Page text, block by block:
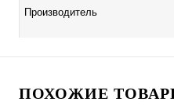
Производитель
ПОХОЖИЕ